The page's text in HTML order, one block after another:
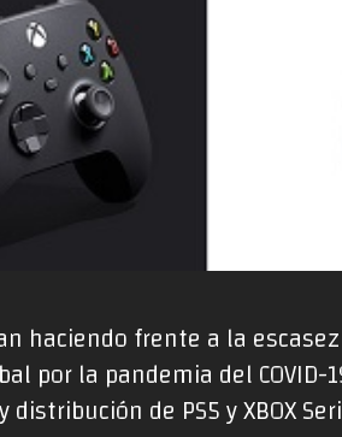
haciendo frente a la
por la pandemia del
de PS5 y XBOX